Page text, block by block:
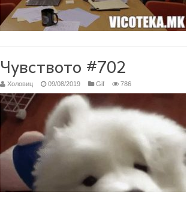
Чувството #702
Холовиц 09/08/2019 Gif 786